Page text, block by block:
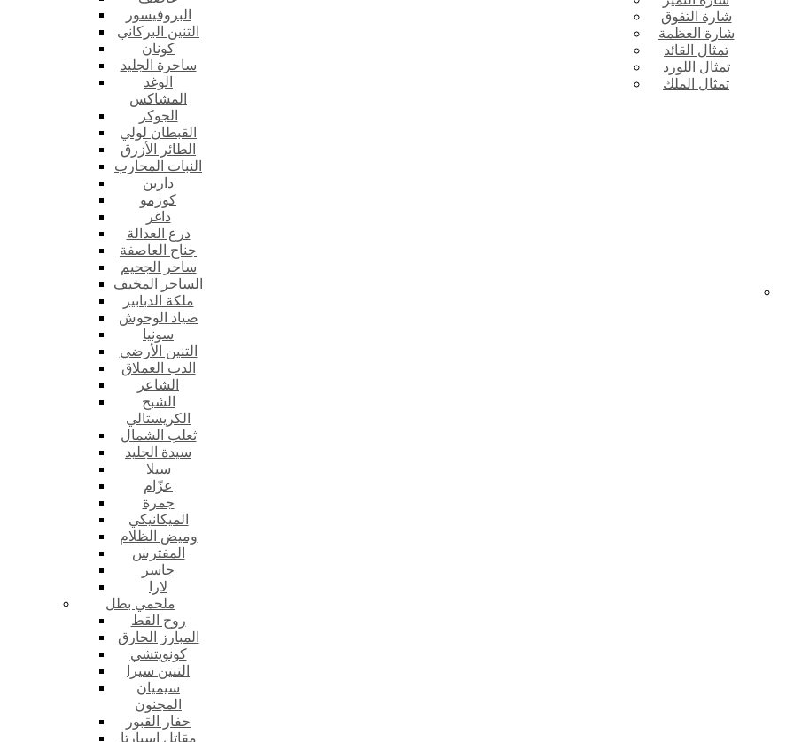
البروفيسور
التنين البركاني
كونان
ساحرة الجليد
الوغد
المشاكس
الجوكر
القبطان لولي
الطائر الأزرق
النبات المحارب
دارين
كوزمو
داغر
درع العدالة
جناح العاصفة
ساحر الجحيم
الساحر المخيف
ملكة الدبابير
صياد الوحوش
سونيا
التنين الأرضي
الدب العملاق
الشاعر
الشبح
الكريستالي
ثعلب الشمال
سيدة الجليد
سيلا
عزّام
جمرة
الميكانيكي
وميض الظلام
المفترس
جاسر
لارا
ملحمي بطل
روح القط
المبارز الحارق
كونويتشي
التنين سيرا
سيميان
المجنون
حفار القبور
مقاتل اسبارتا
شارة التفوق
شارة العظمة
تمثال القائد
تمثال اللورد
تمثال الملك